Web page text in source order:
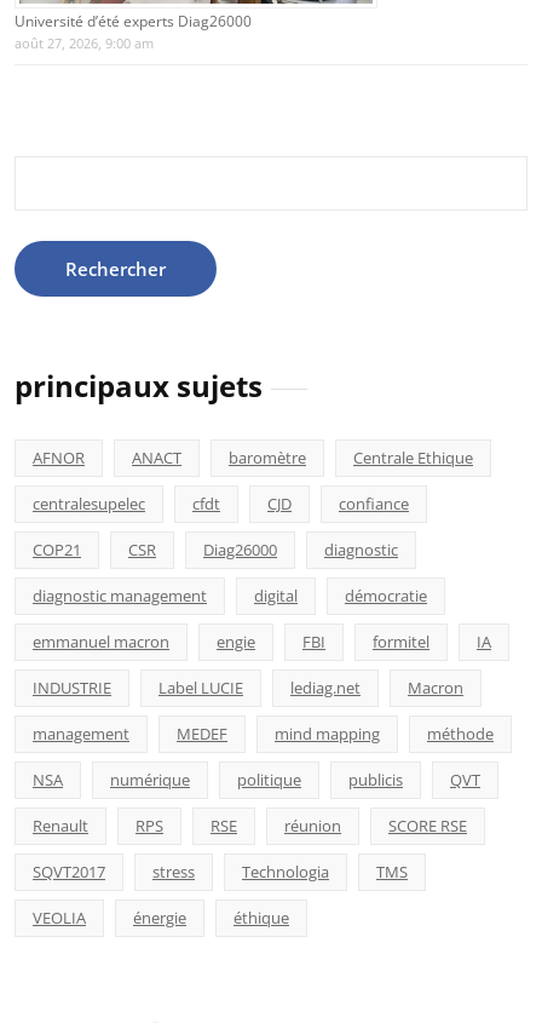
Université d’été experts Diag26000
août 27, 2026, 9:00 am
principaux sujets
AFNOR ANACT baromètre Centrale Ethique
centralesupelec cfdt CJD confiance
COP21 CSR Diag26000 diagnostic
diagnostic management digital démocratie
emmanuel macron engie FBI formitel IA
INDUSTRIE Label LUCIE lediag.net Macron
management MEDEF mind mapping méthode
NSA numérique politique publicis QVT
Renault RPS RSE réunion SCORE RSE
SQVT2017 stress Technologia TMS
VEOLIA énergie éthique